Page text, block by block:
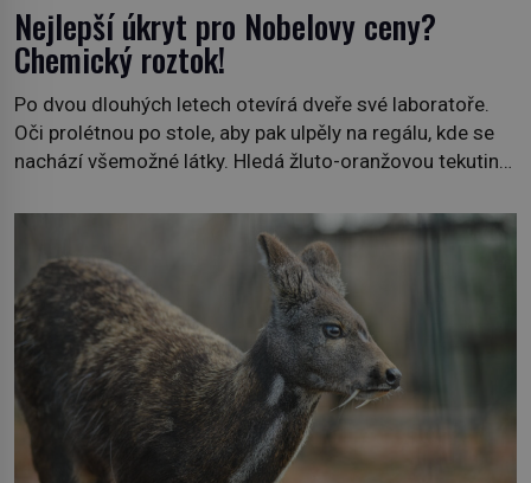
Nejlepší úkryt pro Nobelovy ceny?
Chemický roztok!
Po dvou dlouhých letech otevírá dveře své laboratoře.
Oči prolétnou po stole, aby pak ulpěly na regálu, kde se
nachází všemožné látky. Hledá žluto-oranžovou tekutinu,
plán dokončit. Pod termínem aqua regia se skrývá
směs s názvem lučavka královská. Svůj přídomek nemá
pro nic za nic, […]